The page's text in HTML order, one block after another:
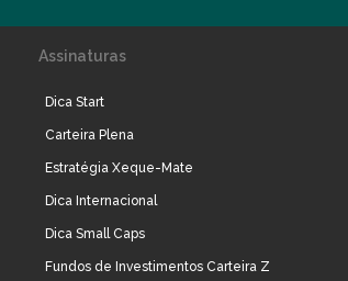
Assinaturas
Dica Start
Carteira Plena
Estratégia Xeque-Mate
Dica Internacional
Dica Small Caps
Fundos de Investimentos Carteira Z